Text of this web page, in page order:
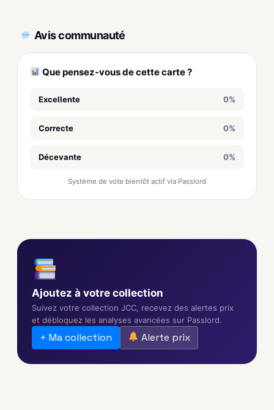
Avis communauté
Que pensez-vous de cette carte ?
Excellente 0%
Correcte 0%
Décevante 0%
Système de vote bientôt actif via Passlord
Ajoutez à votre collection
Suivez votre collection JCC, recevez des alertes prix
et débloquez les analyses avancées sur Passlord.
+ Ma collection Alerte prix